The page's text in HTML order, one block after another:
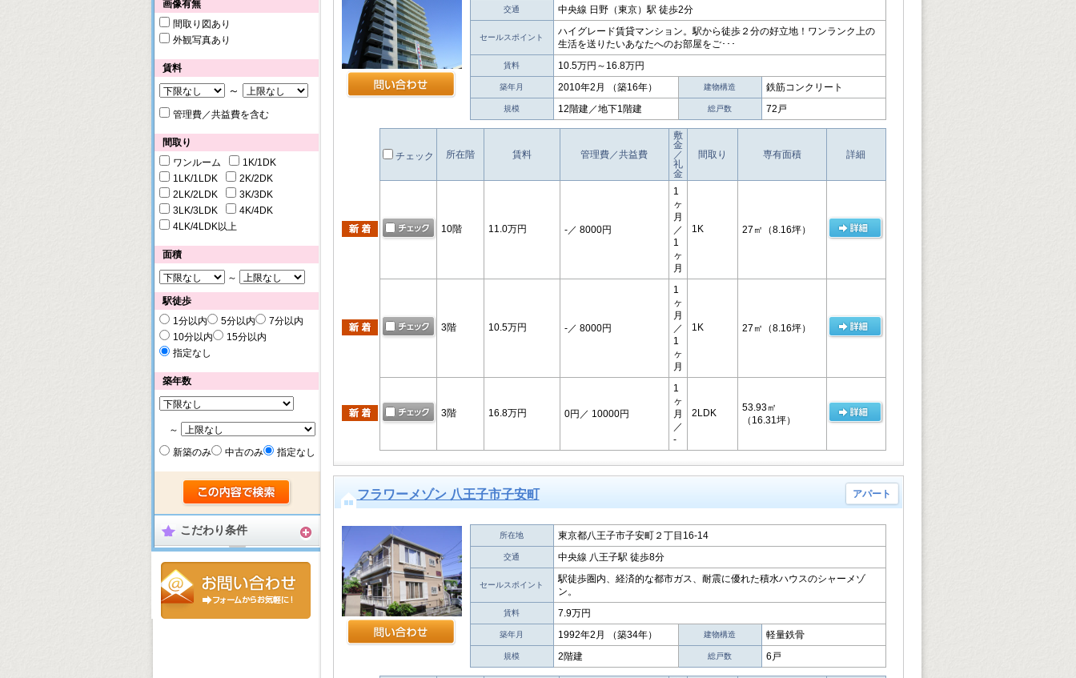
画像有無
間取り図あり
外観写真あり
賃料
～
管理費／共益費を含む
間取り
ワンルーム
1K/1DK
1LK/1LDK
2K/2DK
2LK/2LDK
3K/3DK
3LK/3LDK
4K/4DK
4LK/4LDK以上
面積
～
駅徒歩
1分以内
5分以内
7分以内
10分以内
15分以内
指定なし
築年数
～
新築のみ
中古のみ 指定なし
こだわり条件
交通 中央線 日野（東京）駅 徒歩2分
セールスポイント
ハイグレード賃貸マンション。駅から徒歩２分の好立地！ワンランク上の
生活を送りたいあなたへのお部屋をご･･･
賃料 10.5万円～16.8万円
築年月 2010年2月 （築16年） 建物構造 鉄筋コンクリート
規模 12階建／地下1階建 総戸数 72戸
チェック 所在階 賃料 管理費／共益費
敷
金
／
礼
金
間取り 専有面積 詳細
10階 11.0万円 -／ 8000円
1
ヶ
月
／
1
ヶ
月
1K 27㎡ （8.16坪）
3階 10.5万円 -／ 8000円
1
ヶ
月
／
1
ヶ
月
1K 27㎡ （8.16坪）
3階 16.8万円 0円 ／ 10000円
1
ヶ
月
／
-
2LDK
53.93㎡
（16.31坪）
フラワーメゾン 八王子市子安町 アパート
所在地 東京都八王子市子安町２丁目16-14
交通 中央線 八王子駅 徒歩8分
セールスポイント
駅徒歩圏内、経済的な都市ガス、耐震に優れた積水ハウスのシャーメゾ
ン。
賃料 7.9万円
築年月 1992年2月 （築34年） 建物構造 軽量鉄骨
規模 2階建 総戸数 6戸